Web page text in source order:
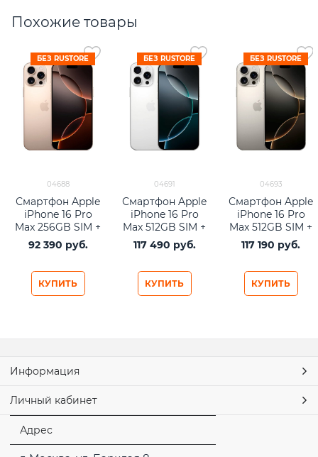
Похожие товары
БЕЗ RUSTORE
04688
Смартфон Apple
iPhone 16 Pro
Max 256GB SIM +
eSIM Desert
Titanium
92 390 руб.
КУПИТЬ
БЕЗ RUSTORE
04691
Смартфон Apple
iPhone 16 Pro
Max 512GB SIM +
eSIM White
Titanium
117 490 руб.
КУПИТЬ
БЕЗ RUSTORE
04693
Смартфон Apple
iPhone 16 Pro
Max 512GB SIM +
eSIM Natural
Titanium
117 190 руб.
КУПИТЬ
Информация
Личный кабинет
Адрес